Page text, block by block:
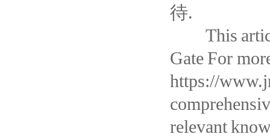
待.
This
Gate For
https://
relevant